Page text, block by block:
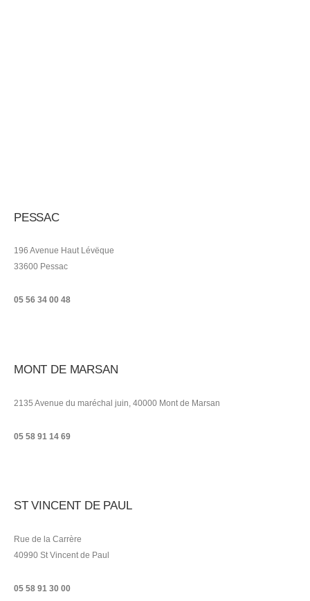
PESSAC
196 Avenue Haut Lévëque
33600 Pessac
05 56 34 00 48
MONT DE MARSAN
2135 Avenue du maréchal juin, 40000 Mont de Marsan
05 58 91 14 69
ST VINCENT DE PAUL
Rue de la Carrère
40990 St Vincent de Paul
05 58 91 30 00